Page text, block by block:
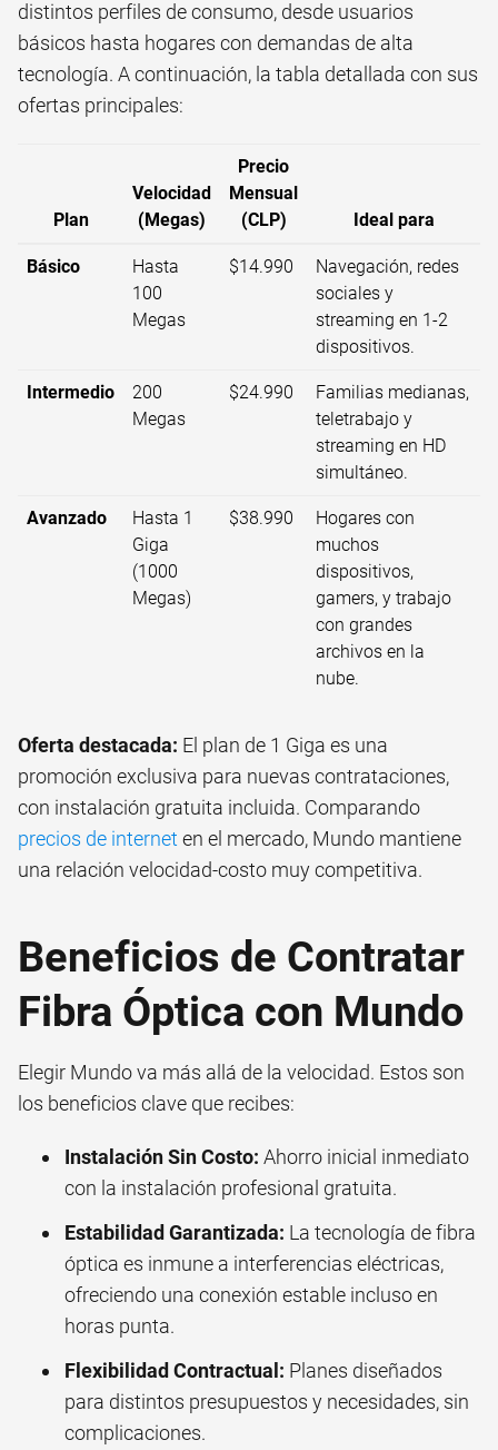
distintos perfiles de consumo, desde usuarios
básicos hasta hogares con demandas de alta
tecnología. A continuación, la tabla detallada con sus
ofertas principales:
Plan
Velocidad
(Megas)
Precio
Mensual
(CLP)
Ideal para
Básico
Hasta
100
Megas
$14.990
Navegación, redes
sociales y
streaming en 1-2
dispositivos.
Intermedio
200
Megas
$24.990
Familias medianas,
teletrabajo y
streaming en HD
simultáneo.
Avanzado
Hasta 1
Giga
(1000
Megas)
$38.990
Hogares con
muchos
dispositivos,
gamers, y trabajo
con grandes
archivos en la
nube.
Oferta destacada: El plan de 1 Giga es una
promoción exclusiva para nuevas contrataciones,
con instalación gratuita incluida. Comparando
precios de internet en el mercado, Mundo mantiene
una relación velocidad-costo muy competitiva.
Beneficios de Contratar
Fibra Óptica con Mundo
Elegir Mundo va más allá de la velocidad. Estos son
los beneficios clave que recibes:
Instalación Sin Costo: Ahorro inicial inmediato
con la instalación profesional gratuita.
Estabilidad Garantizada: La tecnología de fibra
óptica es inmune a interferencias eléctricas,
ofreciendo una conexión estable incluso en
horas punta.
Flexibilidad Contractual: Planes diseñados
para distintos presupuestos y necesidades, sin
complicaciones.